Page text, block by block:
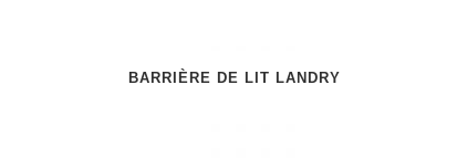
BARRIÈRE DE LIT LANDRY